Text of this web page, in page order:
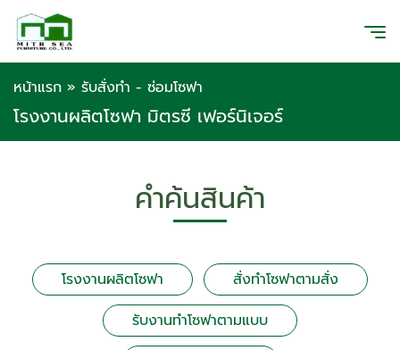
หน้าแรก » รับสั่งทำ - ซ่อมโซฟา
โรงงานผลิตโซฟา มิตรซี เฟอร์นิเจอร์
คำค้นสินค้า
โรงงานผลิตโซฟา
สั่งทำโซฟาตามสั่ง
รับงานทำโซฟาตามแบบ